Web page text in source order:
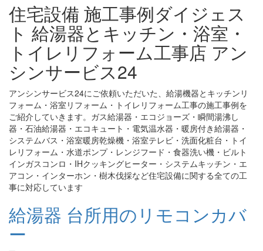
住宅設備 施工事例ダイジェス
ト 給湯器とキッチン・浴室・
トイレリフォーム工事店 アン
シンサービス24
アンシンサービス24にご依頼いただいた、給湯機器とキッチンリ
フォーム・浴室リフォーム・トイレリフォーム工事の施工事例を
ご紹介していきます。ガス給湯器・エコジョーズ・瞬間湯沸し
器・石油給湯器・エコキュート・電気温水器・暖房付き給湯器・
システムバス・浴室暖房乾燥機・浴室テレビ・洗面化粧台・トイ
レリフォーム・水道ポンプ・レンジフード・食器洗い機・ビルト
インガスコンロ・IHクッキングヒーター・システムキッチン・エ
アコン・インターホン・樹木伐採など住宅設備に関する全ての工
事に対応しています
給湯器 台所用のリモコンカバ
ー